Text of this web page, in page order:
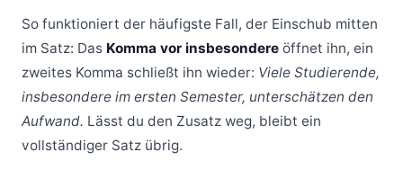
So funktioniert der häufigste Fall, der Einschub mitten
im Satz: Das Komma vor insbesondere öffnet ihn, ein
zweites Komma schließt ihn wieder: Viele Studierende,
insbesondere im ersten Semester, unterschätzen den
Aufwand. Lässt du den Zusatz weg, bleibt ein
vollständiger Satz übrig.